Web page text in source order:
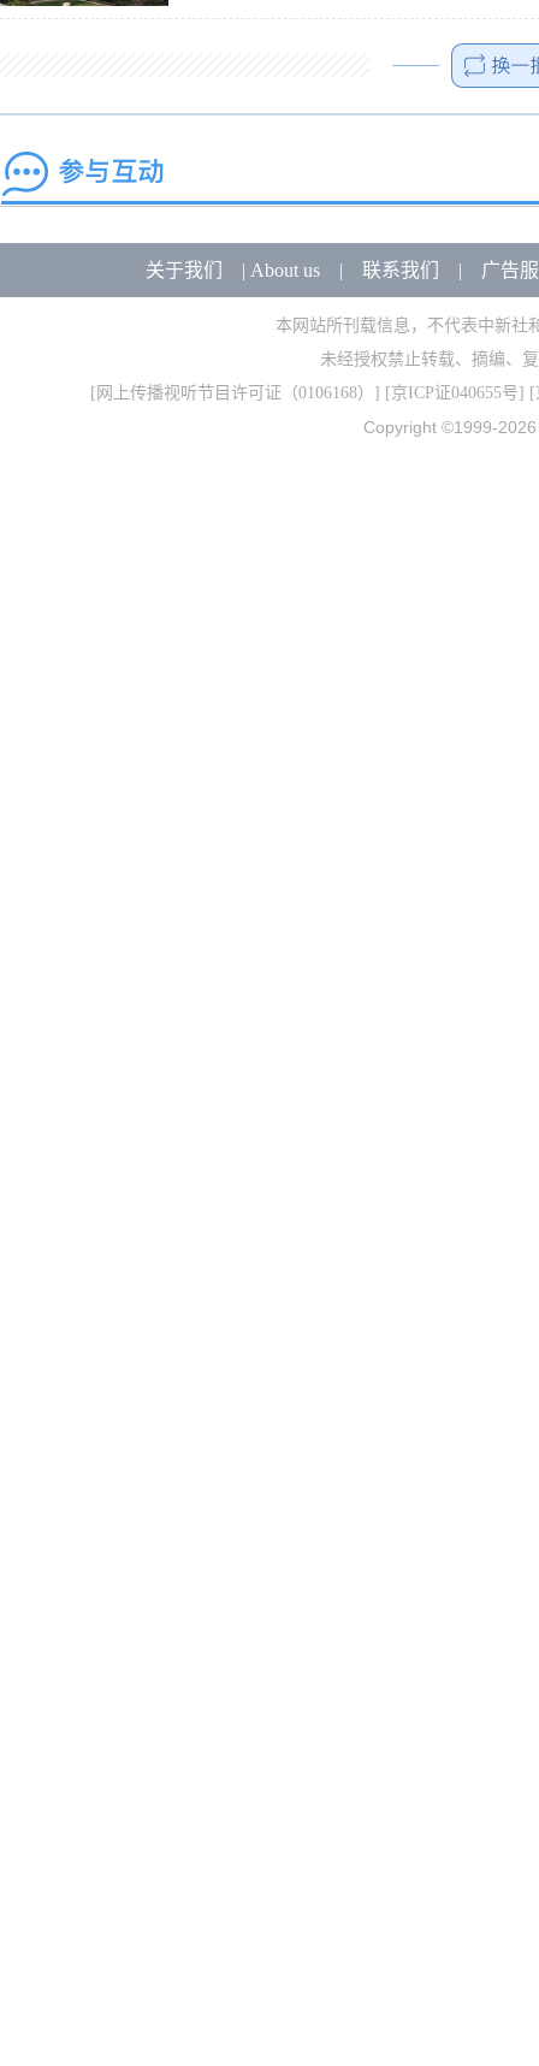
关于我们 | About us| 联系我们 | 广告
本网站所刊载信息，不代表中新社
未经授权禁止转载、摘编、
[ 网上传播视听节目许可证（0106168） ] [京ICP证040655号] [
Copyright ©1999-